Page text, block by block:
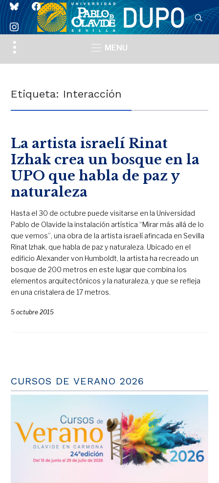
blueskyfacebook
instagram
Toggle
sidebar
MENU
Etiqueta: Interacción
La artista israelí Rinat
Izhak crea un bosque en la
UPO que habla de paz y
naturaleza
Hasta el 30 de octubre puede visitarse en la Universidad
Pablo de Olavide la instalación artística “Mirar más allá de lo
que vemos”, una obra de la artista israelí afincada en Sevilla
Rinat Izhak, que habla de paz y naturaleza. Ubicado en el
edificio Alexander von Humboldt, la artista ha recreado un
bosque de 200 metros en este lugar que combina los
elementos arquitectónicos y la naturaleza, y que se refleja
en una cristalera de 17 metros.
5 octubre 2015
CURSOS DE VERANO 2026